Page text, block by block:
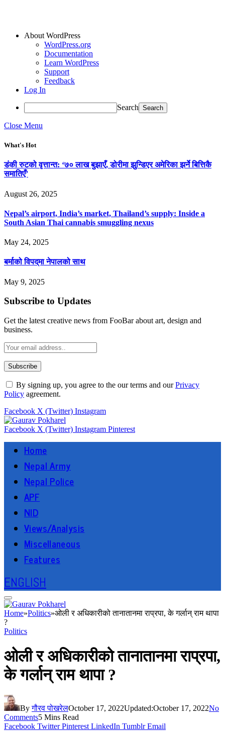
About WordPress
WordPress.org
Documentation
Learn WordPress
Support
Feedback
Log In
Search
Close Menu
What's Hot
डंकी रुटको वृत्तान्त: ‘७० लाख बुझाएँ, डोरीमा झुन्डिएर अमेरिका झर्ने बित्तिकै
समातिएँ’
August 26, 2025
Nepal’s airport, India’s market, Thailand’s supply: Inside a
South Asian Thai cannabis smuggling nexus
May 24, 2025
बर्माको विपद्‌मा नेपालको साथ
May 9, 2025
Subscribe to Updates
Get the latest creative news from FooBar about art, design and
business.
By signing up, you agree to the our terms and ourPrivacy
Policy agreement.
Facebook X (Twitter) Instagram
Facebook X (Twitter) Instagram Pinterest
Home
Nepal Army
Nepal Police
APF
NID
Views/Analysis
Miscellaneous
Features
ENGLISH
Home»Politics»ओली र अधिकारीको तानातानमा राप्रपा, के गर्लान् राम थापा
?
Politics
ओली र अधिकारीको तानातानमा राप्रपा,
के गर्लान् राम थापा ?
By गौरव पोखरेलOctober 17, 2022Updated:October 17, 2022No
Comments5 Mins Read
Facebook Twitter Pinterest LinkedIn Tumblr Email